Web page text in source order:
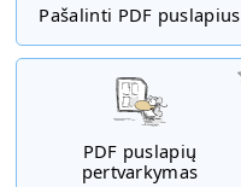
Pašalinti PDF puslapius
PDF puslapių
pertvarkymas